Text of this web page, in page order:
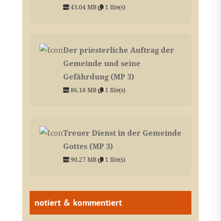
43.04 MB 1 file(s)
Der priesterliche Auftrag der
Gemeinde und seine
Gefährdung (MP 3)
86.18 MB 1 file(s)
Treuer Dienst in der Gemeinde
Gottes (MP 3)
90.27 MB 1 file(s)
notiert & kommentiert